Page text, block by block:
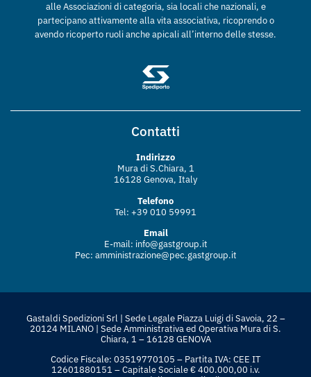
alle Associazioni di categoria, sia locali che nazionali, e
partecipano attivamente alla vita associativa, ricoprendo o
avendo ricoperto ruoli anche apicali all’interno delle stesse.
Contatti
Indirizzo
Mura di S.Chiara, 1
16128 Genova, Italy
Telefono
Tel: +39 010 59991
Email
E-mail: info@gastgroup.it
Pec: amministrazione@pec.gastgroup.it
Gastaldi Spedizioni Srl | Sede Legale Piazza Luigi di Savoia, 22 –
20124 MILANO | Sede Amministrativa ed Operativa Mura di S.
Chiara, 1 – 16128 GENOVA
Codice Fiscale: 03519770105 – Partita IVA: CEE IT
12601880151 – Capitale Sociale € 400.000,00 i.v.